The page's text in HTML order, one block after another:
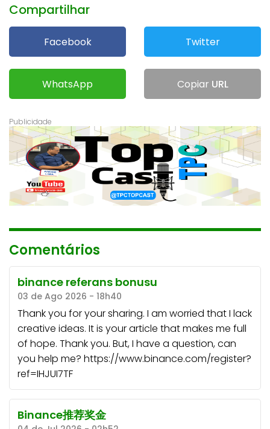
Compartilhar
Facebook Twitter
WhatsApp Copiar URL
Comentários
binance referans bonusu
03 de Ago 2026 - 18h40
Thank you for your sharing. I am worried that I lack
creative ideas. It is your article that makes me full
of hope. Thank you. But, I have a question, can
you help me? https://www.binance.com/register?
ref=IHJUI7TF
Binance推荐奖金